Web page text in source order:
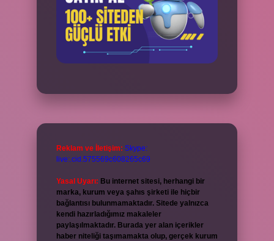
Reklam ve İletişim: Skype:
live:.cid.575569c608265c69
Yasal Uyarı: Bu internet sitesi, herhangi bir
marka, kurum veya şahıs şirketi ile hiçbir
bağlantısı bulunmamaktadır. Sitede yalnızca
kendi hazırladığımız makaleler
paylaşılmaktadır. Burada yer alan içerikler
haber niteliği taşımamakta olup, gerçek kurum